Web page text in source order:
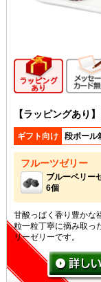
ギフト
【ラッピングあり
ギフト向け 段ボール
フルーツゼリー
ブルーベリー
6個
甘酸っぱく香り豊かな
粒一粒丁寧に摘み取っ
リーゼリーです。